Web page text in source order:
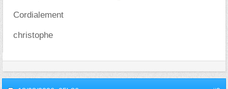
Cordialement
christophe